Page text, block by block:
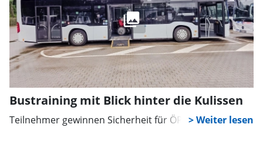
Bustraining mit Blick hinter die Kulissen
Teilnehmer gewinnen Sicherheit für ÖPNV-Nutzung